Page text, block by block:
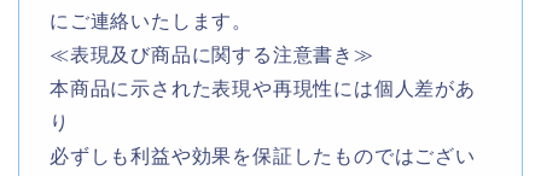
にご連絡いたします。
≪表現及び商品に関する注意書き≫
本商品に示された表現や再現性には個人差があ
り
必ずしも利益や効果を保証したものではござい